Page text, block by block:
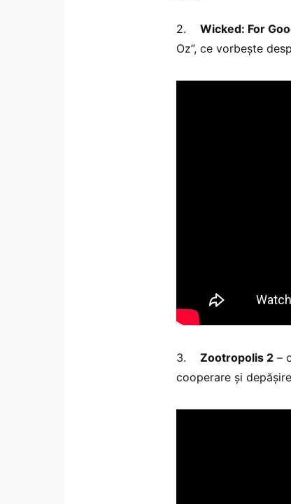
2. Wicked: For
Oz”, ce vorbește
3. Zootropolis 2 –
cooperare și